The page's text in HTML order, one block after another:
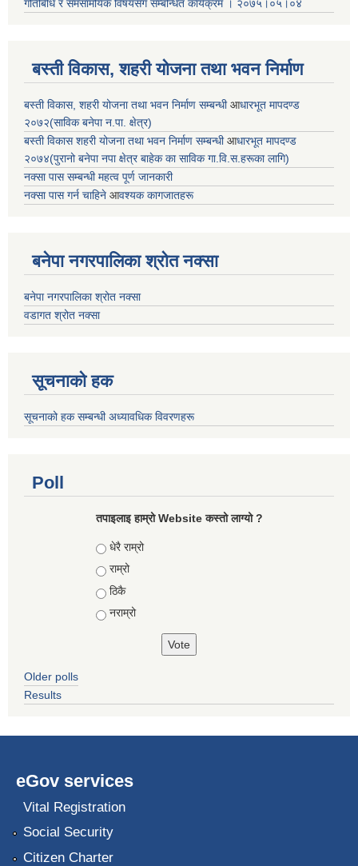
गतिबिधि र समसामयिक विषयसंग सम्बन्धित कार्यक्रम । २०७५।०५।०४
बस्ती विकास, शहरी योजना तथा भवन निर्माण
बस्ती विकास, शहरी योजना तथा भवन निर्माण सम्बन्धीआधारभूत मापदण्ड
२०७२(साविक बनेपा न.पा. क्षेत्र)
बस्ती विकास शहरी योजना तथा भवन निर्माण सम्बन्धीआधारभूत मापदण्ड
२०७४(पुरानो बनेपा नपा क्षेत्र बाहेक का साविक गा.वि.स.हरूका लागि)
नक्सा पास सम्बन्धी महत्व पूर्ण जानकारी
नक्सा पास गर्न चाहिने आवश्यक कागजातहरू
बनेपा नगरपालिका श्रोत नक्सा
बनेपा नगरपालिका श्रोत नक्सा
वडागत श्रोत नक्सा
सूचनाको हक
सूचनाको हक सम्बन्धी अध्यावधिक विवरणहरू
Poll
तपाइलाइ हाम्रो Website कस्तो लाग्यो ?
Choices
धेरै राम्रो
राम्रो
ठिकै
नराम्रो
Older polls
Results
eGov services
Vital Registration
Social Security
Citizen Charter